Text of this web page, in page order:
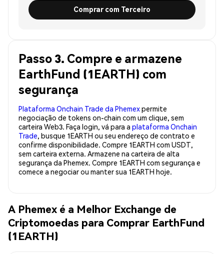
Comprar com Terceiro
Passo 3. Compre e armazene
EarthFund (1EARTH) com
segurança
Plataforma Onchain Trade da Phemexpermite
negociação de tokens on-chain com um clique, sem
carteira Web3. Faça login, vá para a plataforma Onchain
Trade, busque 1EARTH ou seu endereço de contrato e
confirme disponibilidade. Compre 1EARTH com USDT,
sem carteira externa. Armazene na carteira de alta
segurança da Phemex. Compre 1EARTH com segurança e
comece a negociar ou manter sua 1EARTH hoje.
A Phemex é a Melhor Exchange de
Criptomoedas para Comprar EarthFund
(1EARTH)